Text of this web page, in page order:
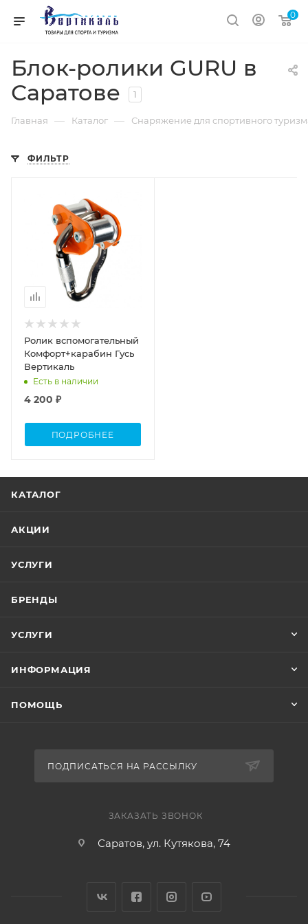
0
Блок-ролики GURU в
Саратове
1
Главная — Каталог — Снаряжение для спортивного
ФИЛЬТР
Ролик вспомогательный
Комфорт+карабин Гусь
Вертикаль
Есть в наличии
4 200 ₽
ПОДРОБНЕЕ
КАТАЛОГ
АКЦИИ
УСЛУГИ
БРЕНДЫ
УСЛУГИ
ИНФОРМАЦИЯ
ПОМОЩЬ
ПОДПИСАТЬСЯ НА РАССЫЛКУ
ЗАКАЗАТЬ ЗВОНОК
Саратов, ул. Кутякова, 74